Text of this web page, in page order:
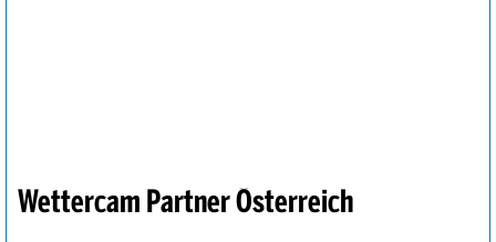
Wettercam Partner Österreich